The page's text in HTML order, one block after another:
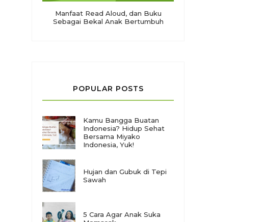
Manfaat Read Aloud, dan Buku
Sebagai Bekal Anak Bertumbuh
POPULAR POSTS
Kamu Bangga Buatan
Indonesia? Hidup Sehat
Bersama Miyako
Indonesia, Yuk!
Hujan dan Gubuk di Tepi
Sawah
5 Cara Agar Anak Suka